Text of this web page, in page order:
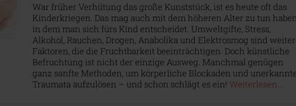
War früher Verhütung das große Kunststück, ist es heute oft das
Kinderkriegen. Das mag auch mit dem höheren Alter zu tun
in dem man sich fürs Kind entscheidet. Umweltgifte, Stress,
Alkohol, Rauchen, Drogen, Anabolika und Elektrosmog sind
Faktoren, die die Fruchtbarkeit beeinträchtigen. Doch künstliche
Befruchtung ist nicht der einzige Ausweg. Manchmal genügen
ganz sanfte Methoden, um körperliche Blockaden und
Traumata aufzulösen – und schon schlägt es ein! Weiterlesen...